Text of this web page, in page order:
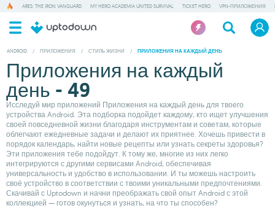
ARES: THE IRON VANGUARD MY HERO ACADEMIA UNITED SURVIVAL TICKET HERO VPN-ПРИЛОЖЕНИЯ
ANDROID / ПРИЛОЖЕНИЯ / СТИЛЬ ЖИЗНИ / ПРИЛОЖЕНИЯ НА КАЖДЫЙ ДЕНЬ
Приложения на каждый
день - 49
Исследуй мир приложений Приложения на каждый день для твоего
устройства Android. Эта подборка подойдет каждому, кто ищет улучшения
своей повседневной жизни благодаря инструментам и советам, которые
облегчают ежедневные задачи и делают их приятнее. Хочешь привести в
порядок календарь, найти новые рецепты или узнать секреты здоровья?
Эти приложения тебе подойдут. К тому же, многие из них легко
интегрируются с другими сервисами Android, обеспечивая
универсальность и удобство в использовании. И ты можешь настроить
своё устройство в соответствии с твоими уникальными предпочтениями.
Скачивай с Uptodown и начни преображать свой опыт Android с этой
коллекцией — готов окунуться и узнать, на что ты способен?